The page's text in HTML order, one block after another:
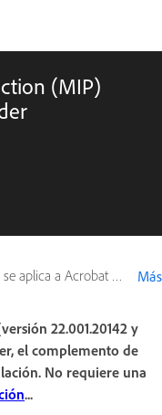
(MIP)
Acrobat Reader, Adobe Acrobat 2020 Más
22.001.20142 y
el complemento de
No requiere una
...